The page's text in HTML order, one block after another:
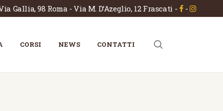
Gallia, 98 Roma - Via M. D’Azeglio, 12 Frascati - -
CORSI NEWS CONTATTI